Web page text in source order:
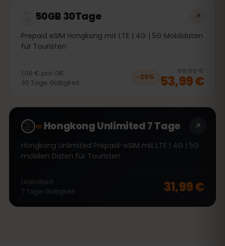
50GB 30Tage
Prepaid eSIM Hongkong mit LTE | 4G | 5G Mobildaten
für Touristen
1,08 € pro GB
30 Tage Gültigkeit
−20%
66,99 €
53,99 €
∞Hongkong Unlimited 7 Tage
Hongkong Unlimited Prepaid-eSIM mit LTE | 4G | 5G
mobilen Daten für Touristen
Unlimitiert
7 Tage Gültigkeit 31,99 €